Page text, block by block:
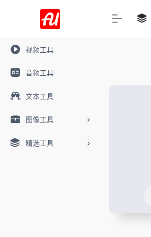
视频工具
音频工具
文本工具
图像工具
精选工具